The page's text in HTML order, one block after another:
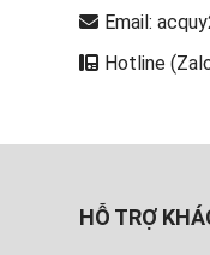
Email:
Hotline
HỖ TRỢ